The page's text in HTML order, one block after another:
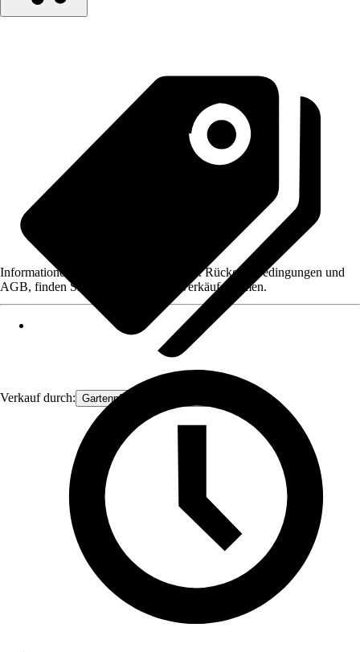
Verkauf durch: Gartenpflanzen Ammerland
Informationen des Verkäufers, wie z. B. Rückgabebedingungen und
AGB, finden Sie bei Klick auf den Verkäufernamen.